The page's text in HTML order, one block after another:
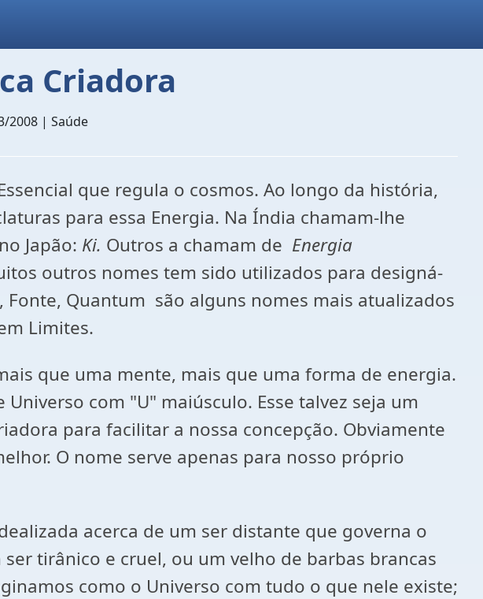
Criadora
2008 | Saúde
que regula o cosmos. Ao longo da história,
para essa Energia. Na Índia chamam-lhe
Japão: Ki. Outros a chamam de Energia
outros nomes tem sido utilizados para designá-
Fonte, Quantum são alguns nomes mais atualizados
Limites.
que uma mente, mais que uma forma de energia.
com "U" maiúsculo. Esse talvez seja um
para facilitar a nossa concepção. Obviamente
O nome serve apenas para nosso próprio
acerca de um ser distante que governa o
tirânico e cruel, ou um velho de barbas brancas
como o Universo com tudo o que nele existe;